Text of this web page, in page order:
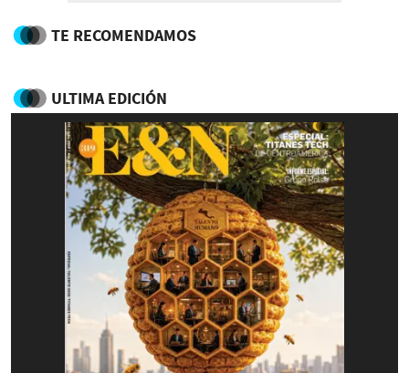
TE RECOMENDAMOS
ULTIMA EDICIÓN